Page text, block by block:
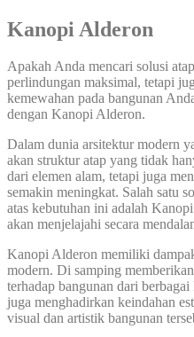
Kanopi Alderon
Apakah Anda mencari solusi
perlindungan maksimal, tetapi
kemewahan pada bangunan
dengan Kanopi Alderon.
Dalam dunia arsitektur modern
akan struktur atap yang tidak
dari elemen alam, tetapi juga
semakin meningkat. Salah satu
atas kebutuhan ini adalah
akan menjelajahi secara
Kanopi Alderon memiliki
modern. Di samping
terhadap bangunan dari
juga menghadirkan keindahan
visual dan artistik bangunan